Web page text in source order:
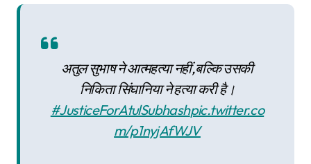
अतुल सुभाष ने आत्महत्या नहीं,बल्कि उसकी
निकिता सिंघानिया ने हत्या करी है।
#JusticeForAtulSubhashpic.twitter.co
m/p1nyjAfWJV